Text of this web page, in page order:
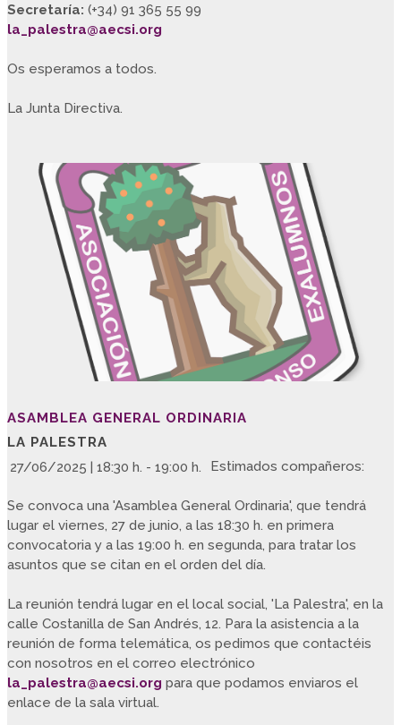
Secretaría: (+34) 91 365 55 99
la_palestra@aecsi.org
Os esperamos a todos.
La Junta Directiva.
ASAMBLEA GENERAL ORDINARIA
LA PALESTRA
27/06/2025 | 18:30 h. - 19:00 h.
Estimados compañeros:
Se convoca una 'Asamblea General Ordinaria', que tendrá
lugar el viernes, 27 de junio, a las 18:30 h. en primera
convocatoria y a las 19:00 h. en segunda, para tratar los
asuntos que se citan en el orden del día.
La reunión tendrá lugar en el local social, 'La Palestra', en la
calle Costanilla de San Andrés, 12. Para la asistencia a la
reunión de forma telemática, os pedimos que contactéis
con nosotros en el correo electrónico
la_palestra@aecsi.org para que podamos enviaros el
enlace de la sala virtual.